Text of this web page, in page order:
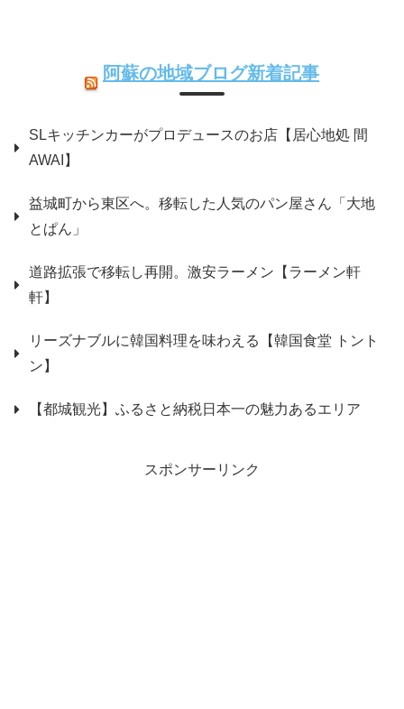
阿蘇の地域ブログ新着記事
SLキッチンカーがプロデュースのお店【居心地処 間
AWAI】
益城町から東区へ。移転した人気のパン屋さん「大地
とぱん」
道路拡張で移転し再開。激安ラーメン【ラーメン軒
軒】
リーズナブルに韓国料理を味わえる【韓国食堂 トント
ン】
【都城観光】ふるさと納税日本一の魅力あるエリア
スポンサーリンク